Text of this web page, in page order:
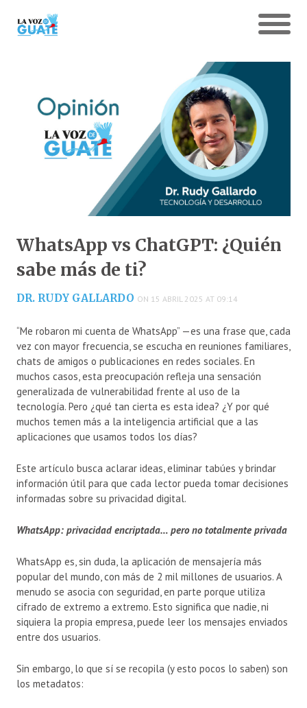
WhatsApp vs ChatGPT: ¿Quién
sabe más de ti?
DR. RUDY GALLARDO ON 15 ABRIL 2025 AT 09:14
“Me robaron mi cuenta de WhatsApp” —es una frase que, cada
vez con mayor frecuencia, se escucha en reuniones familiares,
chats de amigos o publicaciones en redes sociales. En
muchos casos, esta preocupación refleja una sensación
generalizada de vulnerabilidad frente al uso de la
tecnología. Pero ¿qué tan cierta es esta idea? ¿Y por qué
muchos temen más a la inteligencia artificial que a las
aplicaciones que usamos todos los días?
Este artículo busca aclarar ideas, eliminar tabúes y brindar
información útil para que cada lector pueda tomar decisiones
informadas sobre su privacidad digital.
WhatsApp: privacidad encriptada… pero no totalmente privada
WhatsApp es, sin duda, la aplicación de mensajería más
popular del mundo, con más de 2 mil millones de usuarios. A
menudo se asocia con seguridad, en parte porque utiliza
cifrado de extremo a extremo. Esto significa que nadie, ni
siquiera la propia empresa, puede leer los mensajes enviados
entre dos usuarios.
Sin embargo, lo que sí se recopila (y esto pocos lo saben) son
los metadatos: